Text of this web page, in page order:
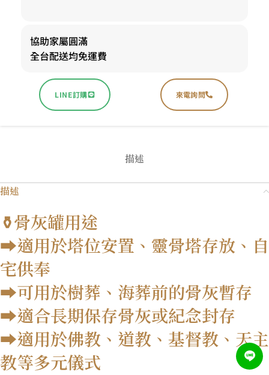
協助家屬圓滿
全台配送均免運費
LINE訂購 來電詢問
描述
描述
⚱️骨灰罐用途
➡️適用於塔位安置、靈骨塔存放、自
宅供奉
➡️可用於樹葬、海葬前的骨灰暫存
➡️適合長期保存骨灰或紀念封存
➡️適用於佛教、道教、基督教、天主
教等多元儀式